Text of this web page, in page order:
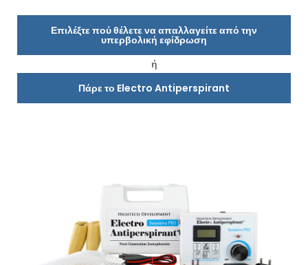
Επιλέξτε πού θέλετε να απαλλαγείτε από την
υπερβολική εφίδρωση
ή
Πάρε το Electro Antiperspirant